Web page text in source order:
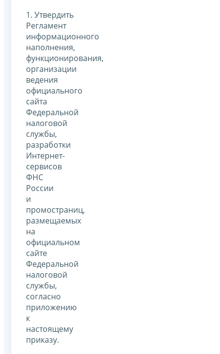
1. Утвердить
Регламент
информационного
наполнения,
функционирования,
организации
ведения
официального
сайта
Федеральной
налоговой
службы,
разработки
Интернет-
сервисов
ФНС
России
и
промостраниц,
размещаемых
на
официальном
сайте
Федеральной
налоговой
службы,
согласно
приложению
к
настоящему
приказу.